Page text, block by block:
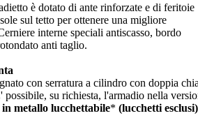
è dotato di ante rinforzate e di feritoie
sul tetto per ottenere una migliore
interne speciali antiscasso, bordo
anti taglio.
con serratura a cilindro con doppia
possibile, su richiesta, l'armadio nella
metallo lucchettabile* (lucchetti